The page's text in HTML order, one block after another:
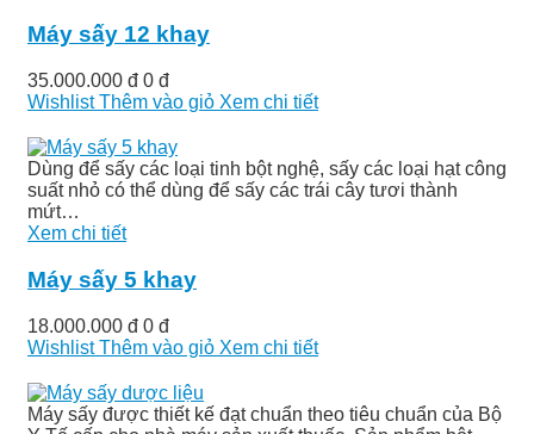
Máy sấy 12 khay
35.000.000 đ 0 đ
Wishlist Thêm vào giỏ Xem chi tiết
Dùng để sấy các loại tinh bột nghệ, sấy các loại hạt công
suất nhỏ có thể dùng để sấy các trái cây tươi thành
mứt…
Xem chi tiết
Máy sấy 5 khay
18.000.000 đ 0 đ
Wishlist Thêm vào giỏ Xem chi tiết
Máy sấy được thiết kế đạt chuẩn theo tiêu chuẩn của Bộ